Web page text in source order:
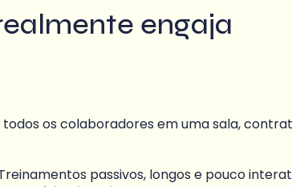
engaja
os colaboradores em uma sala,
passivos, longos e pouco